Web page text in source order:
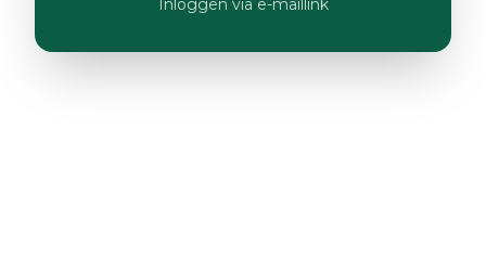
Inloggen via e-maillink